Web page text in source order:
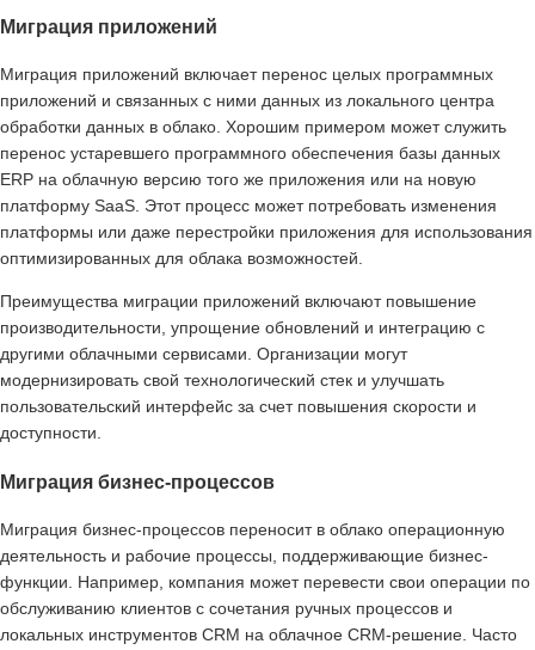
Миграция приложений
Миграция приложений включает перенос целых программных
приложений и связанных с ними данных из локального центра
обработки данных в облако. Хорошим примером может служить
перенос устаревшего программного обеспечения базы данных
ERP на облачную версию того же приложения или на новую
платформу SaaS. Этот процесс может потребовать изменения
платформы или даже перестройки приложения для использования
оптимизированных для облака возможностей.
Преимущества миграции приложений включают повышение
производительности, упрощение обновлений и интеграцию с
другими облачными сервисами. Организации могут
модернизировать свой технологический стек и улучшать
пользовательский интерфейс за счет повышения скорости и
доступности.
Миграция бизнес-процессов
Миграция бизнес-процессов переносит в облако операционную
деятельность и рабочие процессы, поддерживающие бизнес-
функции. Например, компания может перевести свои операции по
обслуживанию клиентов с сочетания ручных процессов и
локальных инструментов CRM на облачное CRM-решение. Часто